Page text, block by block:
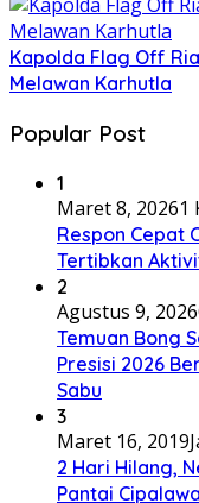
Kapolda Flag Off
Melawan Karhutla
Popular Post
1
Maret 8, 20261
Respon Cepat
Tertibkan
2
Agustus 9, 2026
Temuan Bong
Presisi 2026
Sabu
3
Maret 16, 2019
2 Hari Hilang,
Pantai